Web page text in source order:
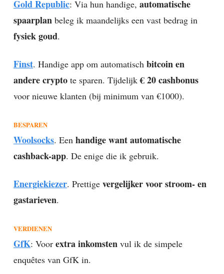
Gold Republic: Via hun handige, automatische
spaarplan beleg ik maandelijks een vast bedrag in
fysiek goud.
Finst. Handige app om automatisch bitcoin en
andere crypto te sparen. Tijdelijk€ 20 cashbonus
voor nieuwe klanten (bij minimum van €1000).
BESPAREN
Woolsocks. Een handige want automatische
cashback-app. De enige die ik gebruik.
Energiekiezer. Prettige vergelijker voor stroom- en
gastarieven.
VERDIENEN
GfK: Voor extra inkomsten vul ik de simpele
enquêtes van GfK in.